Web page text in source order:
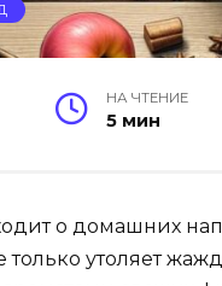
НА ЧТЕНИЕ
5 мин
о домашних
только утоляет